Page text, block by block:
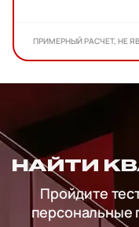
ПРИМЕРНЫЙ РАСЧЕТ, НЕ
НАЙТИ
Пройдите
персональные